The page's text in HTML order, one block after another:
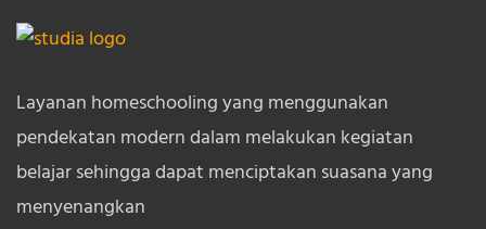
Layanan homeschooling yang menggunakan
pendekatan modern dalam melakukan kegiatan
belajar sehingga dapat menciptakan suasana yang
menyenangkan